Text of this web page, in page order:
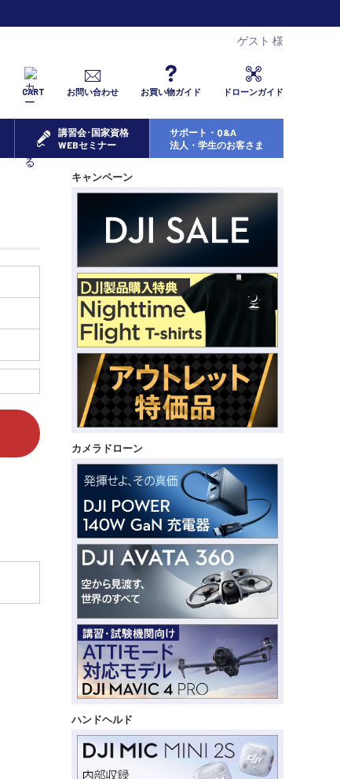
ゲスト 様
CART お問い合わせ お買い物ガイド ドローンガイド
講習会･国家資格
WEBセミナー
サポート・Q&A
法人・学生のお客さま
キャンペーン
カメラドローン
ハンドヘルド